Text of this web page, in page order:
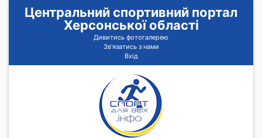
Центральний спортивний портал
Херсонської області
Дивитись фотогалерею
Зв'язатись з нами
Вхід